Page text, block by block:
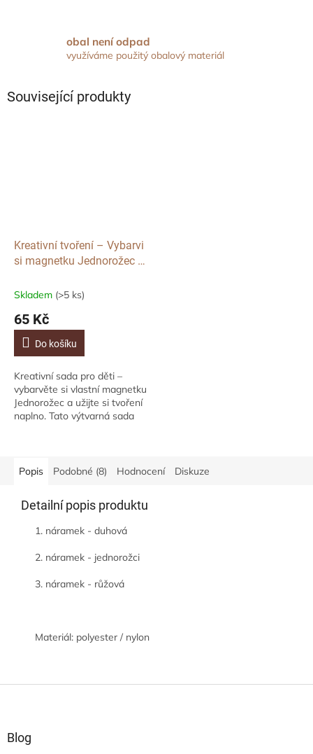
obal není odpad
využíváme použitý obalový materiál
Související produkty
Kreativní tvoření – Vybarvi
si magnetku Jednorožec s
Skladem (>5 ks)
65 Kč
Do košíku
Kreativní sada pro děti –
vybarvěte si vlastní magnetku
Jednorožec a užijte si tvoření
naplno. Tato výtvarná sada
Popis
Podobné (8) Hodnocení Diskuze
Detailní popis produktu
1. náramek - duhová
2. náramek - jednorožci
3. náramek - růžová
Materiál: polyester / nylon
Blog